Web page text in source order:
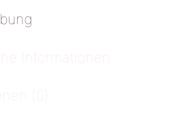
Informationen
(0)